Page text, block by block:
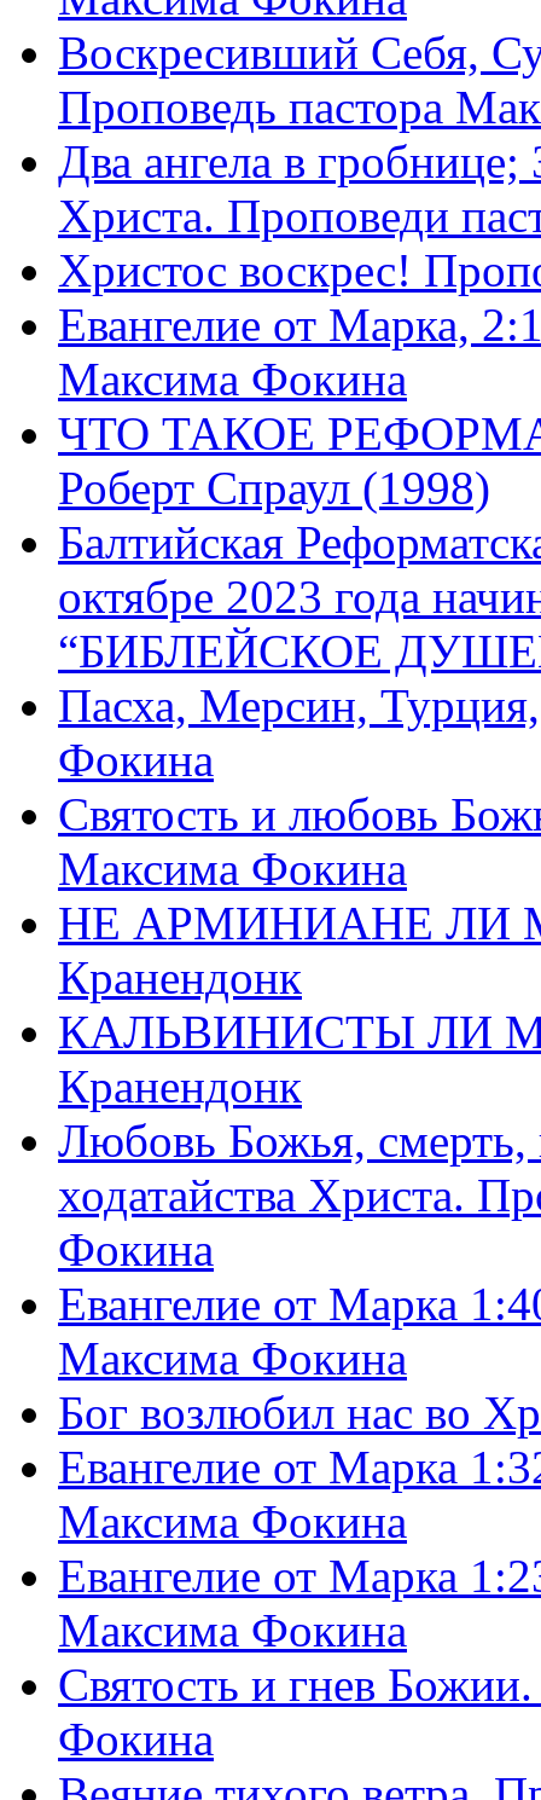
Воскресивший Себя,
Проповедь пастора
Два ангела в
Христа. Проповеди
Христос воскрес!
Евангелие от Марка,
Максима Фокина
ЧТО ТАКОЕ
Роберт Спраул (1998)
Балтийская
октябре 2023 года
“БИБЛЕЙСКОЕ
Пасха, Мерсин,
Фокина
Святость и любовь
Максима Фокина
НЕ АРМИНИАНЕ ЛИ
Кранендонк
КАЛЬВИНИСТЫ ЛИ
Кранендонк
Любовь Божья, смерть,
ходатайства Христа.
Фокина
Евангелие от Марка
Максима Фокина
Бог возлюбил нас во
Евангелие от Марка
Максима Фокина
Евангелие от Марка
Максима Фокина
Святость и гнев
Фокина